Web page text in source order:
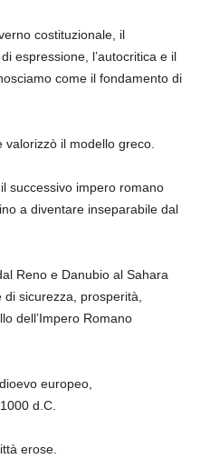
costituzionale, il
espressione, l’autocritica e il
come il fondamento di
il modello greco.
successivo impero romano
a diventare inseparabile dal
Reno e Danubio al Sahara
sicurezza, prosperità,
dell’Impero Romano
europeo,
d.C.
erose.